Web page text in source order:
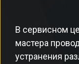
В сервисном
мастера
устранения